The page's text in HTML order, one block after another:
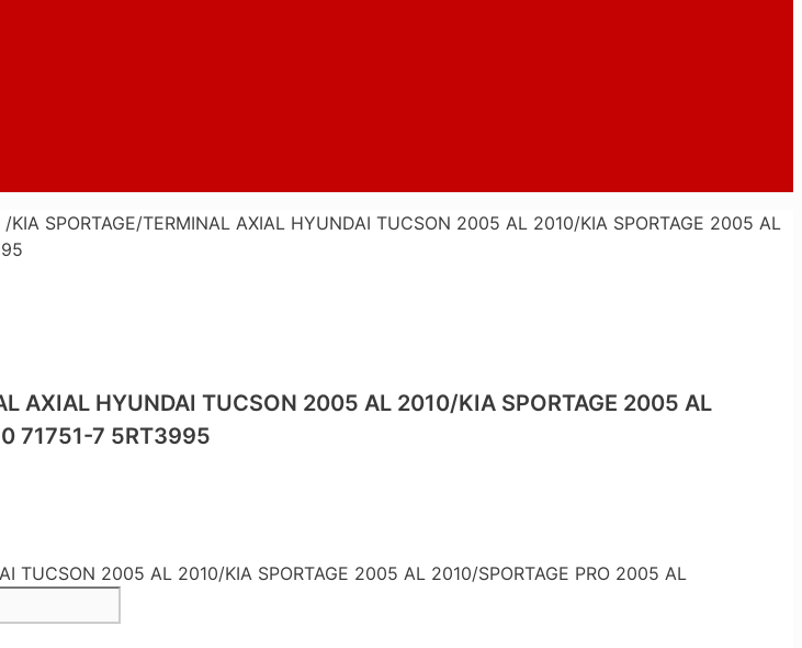
SPORTAGE/TERMINAL AXIAL HYUNDAI TUCSON 2005 AL 2010/KIA SPORTAGE 2005 AL
AXIAL HYUNDAI TUCSON 2005 AL 2010/KIA SPORTAGE 2005 AL
71751-7 5RT3995
TUCSON 2005 AL 2010/KIA SPORTAGE 2005 AL 2010/SPORTAGE PRO 2005 AL